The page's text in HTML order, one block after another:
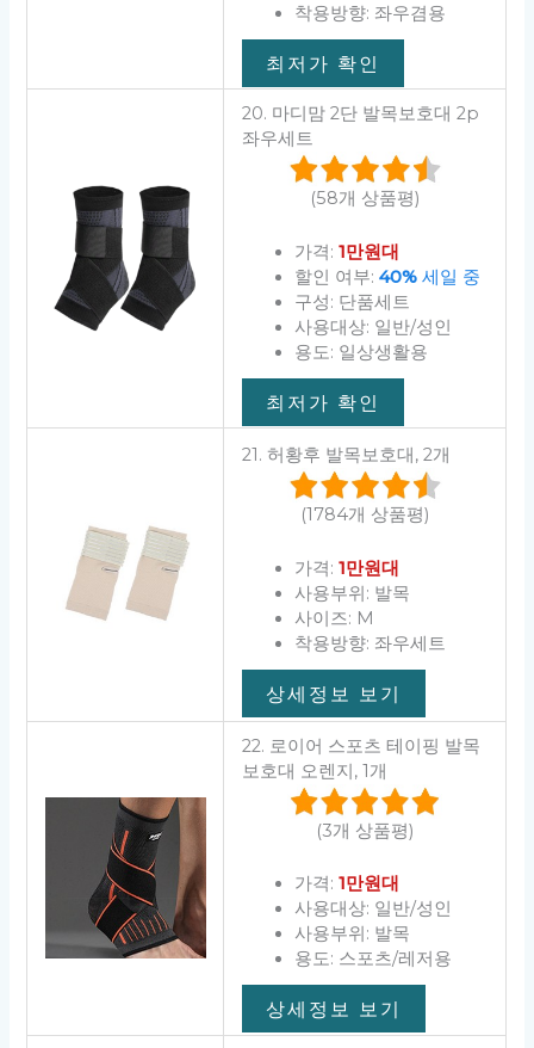
착용방향: 좌우겸용
최저가 확인
20. 마디맘 2단 발목보호대 2p
좌우세트
(58개 상품평)
가격: 1만원대
할인 여부: 40%세일 중
구성: 단품세트
사용대상: 일반/성인
용도: 일상생활용
최저가 확인
21. 허황후 발목보호대, 2개
(1784개 상품평)
가격: 1만원대
사용부위: 발목
사이즈: M
착용방향: 좌우세트
상세정보 보기
22. 로이어 스포츠 테이핑 발목
보호대 오렌지, 1개
(3개 상품평)
가격: 1만원대
사용대상: 일반/성인
사용부위: 발목
용도: 스포츠/레저용
상세정보 보기